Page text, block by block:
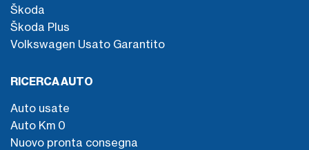
Škoda
Škoda Plus
Volkswagen Usato Garantito
RICERCA AUTO
Auto usate
Auto Km 0
Nuovo pronta consegna